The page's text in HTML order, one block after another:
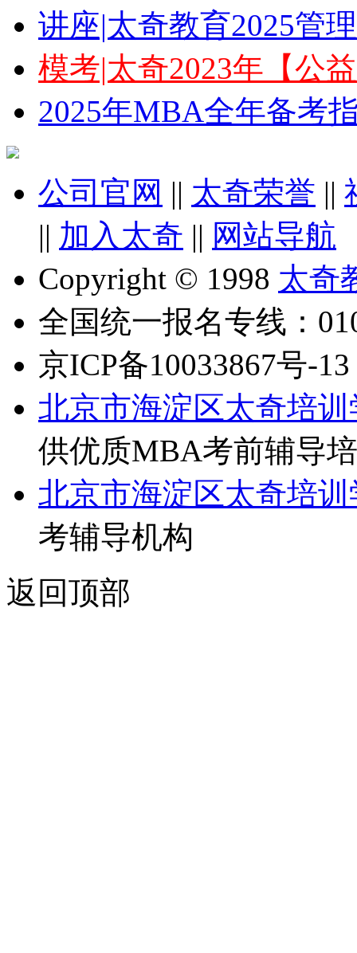
讲座|太奇教育2025管
模考|太奇2023年【公
2025年MBA全年备考
公司官网 || 太奇荣誉 ||
|| 加入太奇 || 网站导航
Copyright © 1998 太奇
全国统一报名专线：
京ICP备10033867号-13
北京市海淀区太奇培训
供优质MBA考前辅导
北京市海淀区太奇培训
考辅导机构
返回顶部